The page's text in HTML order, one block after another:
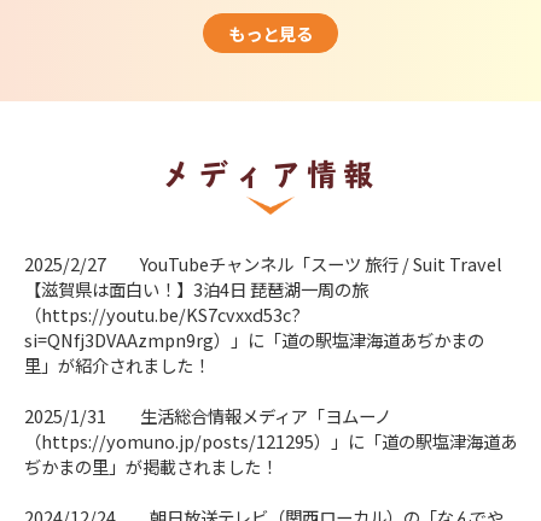
もっと見る
メディア情報
2025/2/27 YouTubeチャンネル「スーツ 旅行 / Suit Travel
【滋賀県は面白い！】3泊4日 琵琶湖一周の旅
（https://youtu.be/KS7cvxxd53c?
si=QNfj3DVAAzmpn9rg）」に「道の駅塩津海道あぢかまの
里」が紹介されました！
2025/1/31 生活総合情報メディア「ヨムーノ
（https://yomuno.jp/posts/121295）」に「道の駅塩津海道あ
ぢかまの里」が掲載されました！